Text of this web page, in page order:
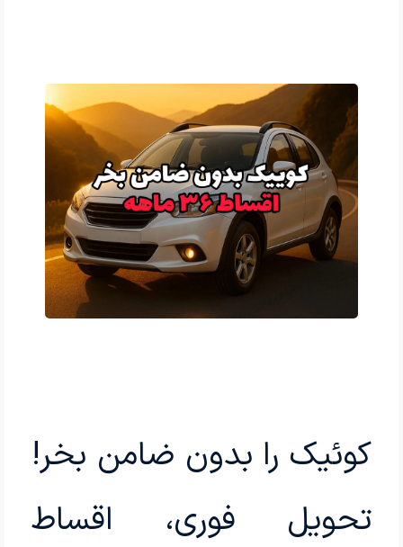
کوئیک را بدون ضامن بخر!
تحویل فوری، اقساط